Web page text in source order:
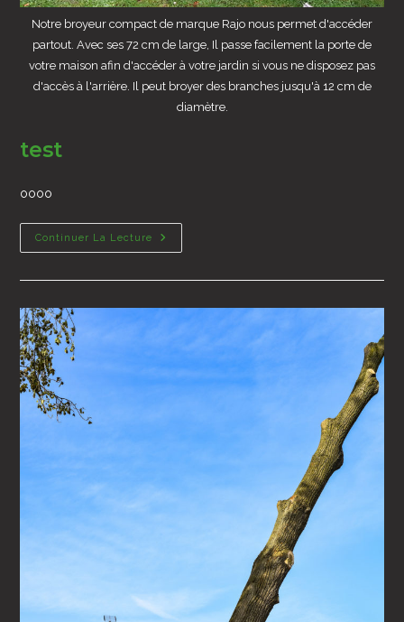
Notre broyeur compact de marque Rajo nous permet d'accéder
partout. Avec ses 72 cm de large, Il passe facilement la porte de
votre maison afin d'accéder à votre jardin si vous ne disposez pas
d'accès à l'arrière. Il peut broyer des branches jusqu'à 12 cm de
diamètre.
test
oooo
Continuer La Lecture Test